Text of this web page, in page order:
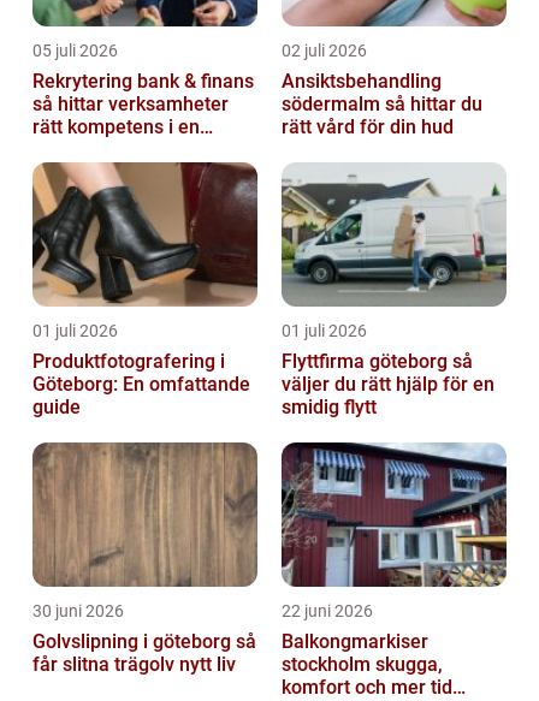
05 juli 2026
Rekrytering bank & finans
så hittar verksamheter
rätt kompetens i en
02 juli 2026
Ansiktsbehandling
södermalm så hittar du
rätt vård för din hud
01 juli 2026
Produktfotografering i
Göteborg: En omfattande
guide
01 juli 2026
Flyttfirma göteborg så
väljer du rätt hjälp för en
smidig flytt
30 juni 2026
Golvslipning i göteborg så
får slitna trägolv nytt liv
22 juni 2026
Balkongmarkiser
stockholm skugga,
komfort och mer tid